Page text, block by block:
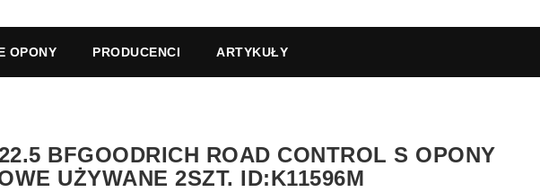
OPONY PRODUCENCI ARTYKUŁY
BFGOODRICH ROAD CONTROL S OPONY
UŻYWANE 2SZT. ID:K11596M